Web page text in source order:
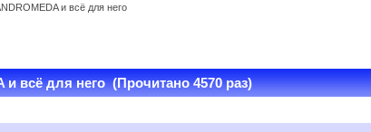
и всё для него
и всё для него (Прочитано 4570 раз)